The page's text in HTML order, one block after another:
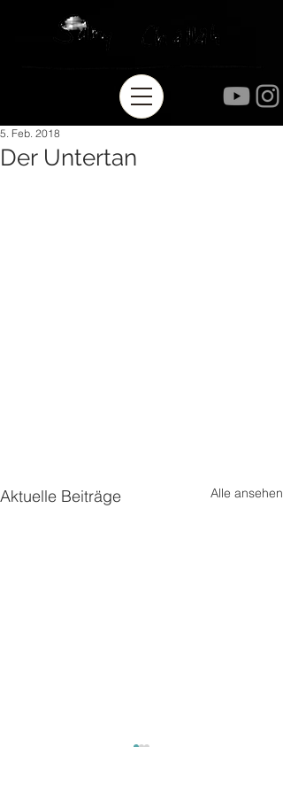
Der Untertan
5. Feb. 2018
Aktuelle Beiträge Alle ansehen